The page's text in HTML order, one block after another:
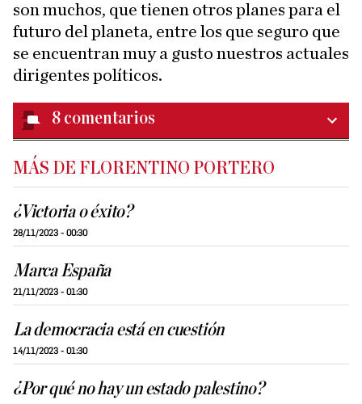
son muchos, que tienen otros planes para el
futuro del planeta, entre los que seguro que
se encuentran muy a gusto nuestros actuales
dirigentes políticos.
8 comentarios
MÁS DE FLORENTINO PORTERO
¿Victoria o éxito?
28/11/2023 - 00:30
Marca España
21/11/2023 - 01:30
La democracia está en cuestión
14/11/2023 - 01:30
¿Por qué no hay un estado palestino?